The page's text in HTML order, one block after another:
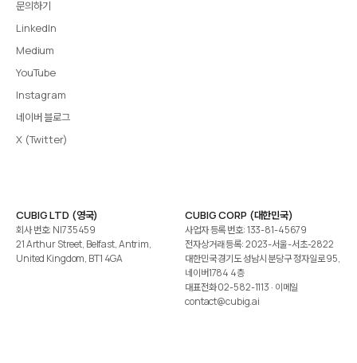
문의하기
LinkedIn
Medium
YouTube
Instagram
네이버 블로그
X (Twitter)
CUBIG LTD (영국)
회사 번호: NI735459
21 Arthur Street, Belfast, Antrim,
United Kingdom, BT1 4GA
CUBIG CORP (대한민국)
사업자 등록 번호: 133-81-45679
전자상거래 등록: 2023-서울-서초-2822
대한민국 경기도 성남시 분당구 정자일로 95,
네이버1784 4층
대표전화02-582-1113 · 이메일
contact@cubig.ai